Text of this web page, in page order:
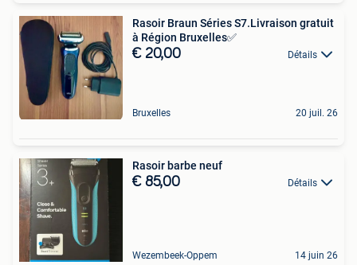
Rasoir Braun Séries S7.Livraison gratuit
à Région Bruxelles✅
€ 20,00 Détails
Bruxelles 20 juil. 26
Rasoir barbe neuf
€ 85,00 Détails
Wezembeek-Oppem 14 juin 26